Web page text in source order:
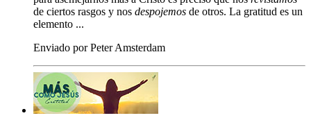
de ciertos rasgos y nos despojemos de otros. La gratitud es un
elemento ...
Enviado por Peter Amsterdam